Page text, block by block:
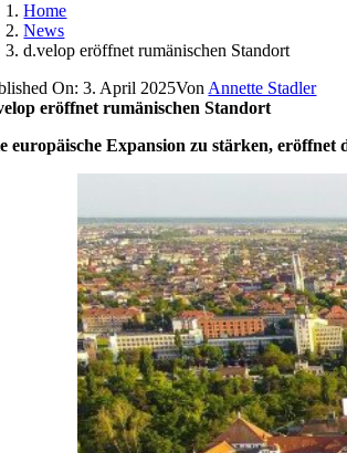
Home
News
d.velop eröffnet rumänischen Standort
On: 3. April 2025Von Annette Stadler
eröffnet rumänischen Standort
europäische Expansion zu stärken,